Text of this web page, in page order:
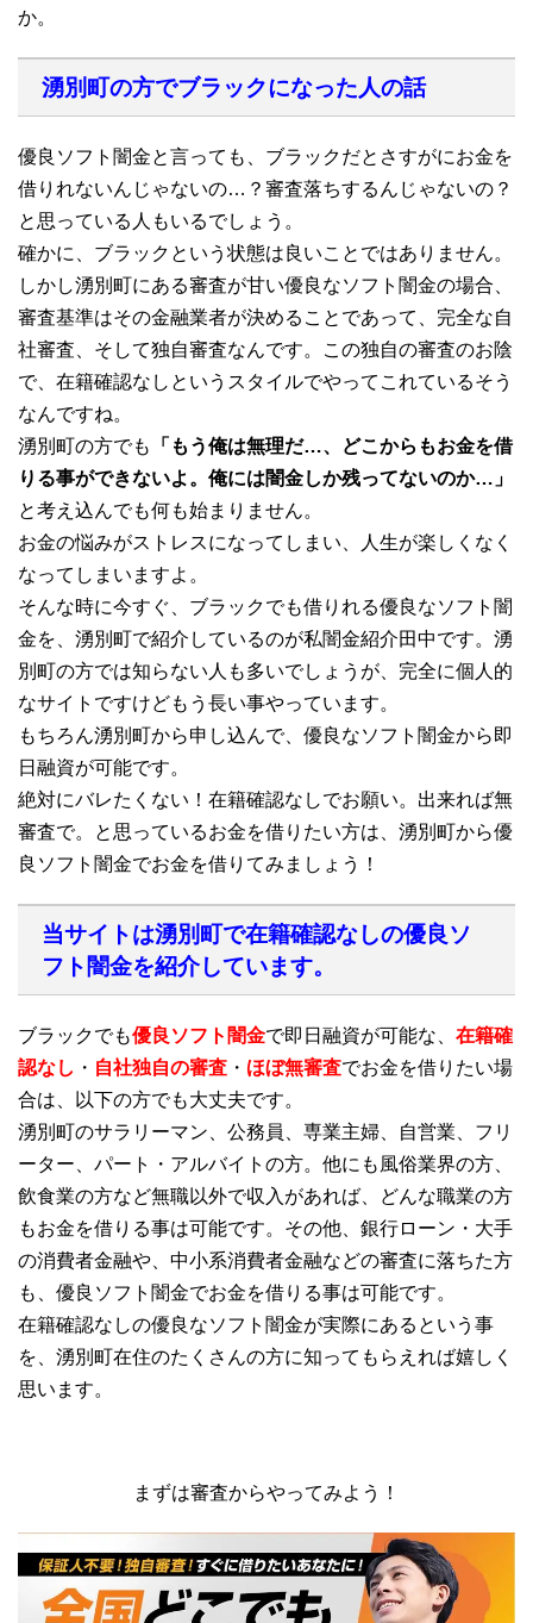
か。
湧別町の方でブラックになった人の話
優良ソフト闇金と言っても、ブラックだとさすがにお金を
借りれないんじゃないの…？審査落ちするんじゃないの？
と思っている人もいるでしょう。
確かに、ブラックという状態は良いことではありません。
しかし湧別町にある審査が甘い優良なソフト闇金の場合、
審査基準はその金融業者が決めることであって、完全な自
社審査、そして独自審査なんです。この独自の審査のお陰
で、在籍確認なしというスタイルでやってこれているそう
なんですね。
湧別町の方でも
「もう俺は無理だ…、どこからもお金を借
りる事ができないよ。俺には闇金しか残ってないのか…」
と考え込んでも何も始まりません。
お金の悩みがストレスになってしまい、人生が楽しくなく
なってしまいますよ。
そんな時に今すぐ、ブラックでも借りれる優良なソフト闇
金を、湧別町で紹介しているのが私闇金紹介田中です。湧
別町の方では知らない人も多いでしょうが、完全に個人的
なサイトですけどもう長い事やっています。
もちろん湧別町から申し込んで、優良なソフト闇金から即
日融資が可能です。
絶対にバレたくない！在籍確認なしでお願い。出来れば無
審査で。と思っているお金を借りたい方は、湧別町から優
良ソフト闇金でお金を借りてみましょう！
当サイトは湧別町で在籍確認なしの優良ソ
フト闇金を紹介しています。
ブラックでも優良ソフト闇金で即日融資が可能な、 在籍確
認なし ・ 自社独自の審査 ・ ほぼ無審査でお金を借りたい場
合は、以下の方でも大丈夫です。
湧別町のサラリーマン、公務員、専業主婦、自営業、フリ
ーター、パート・アルバイトの方。他にも風俗業界の方、
飲食業の方など無職以外で収入があれば、どんな職業の方
もお金を借りる事は可能です。その他、銀行ローン・大手
の消費者金融や、中小系消費者金融などの審査に落ちた方
も、優良ソフト闇金でお金を借りる事は可能です。
在籍確認なしの優良なソフト闇金が実際にあるという事
を、湧別町在住のたくさんの方に知ってもらえれば嬉しく
思います。
まずは審査からやってみよう！